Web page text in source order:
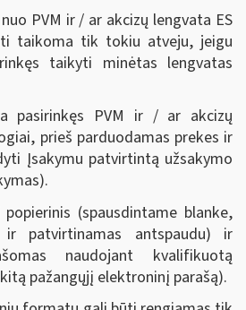
PVM ir / ar akcizų lengvata ES
taikoma tik tokiu atveju, jeigu
taikyti minėtas lengvatas
pasirinkęs PVM ir / ar akcizų
prieš parduodamas prekes ir
Įsakymu patvirtintą užsakymo
(spausdintame blanke,
ir patvirtinamas antspaudu) ir
naudojant kvalifikuotą
pažangųjį elektroninį parašą).